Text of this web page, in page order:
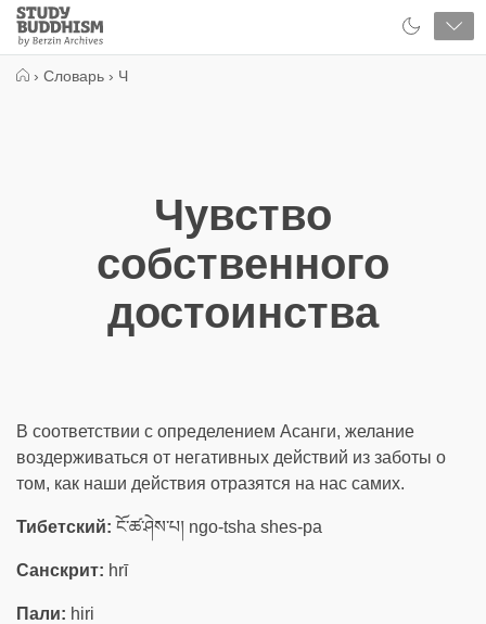
Close
Study
Buddhism
› Словарь › Ч
Чувство
собственного
достоинства
В соответствии с определением Асанги, желание
воздерживаться от негативных действий из заботы о
том, как наши действия отразятся на нас самих.
Тибетский: ངོ་ཚ་ཤེས་པ། ngo-tsha shes-pa
Санскрит: hrī
Пали: hiri